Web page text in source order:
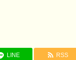
LINE RSS